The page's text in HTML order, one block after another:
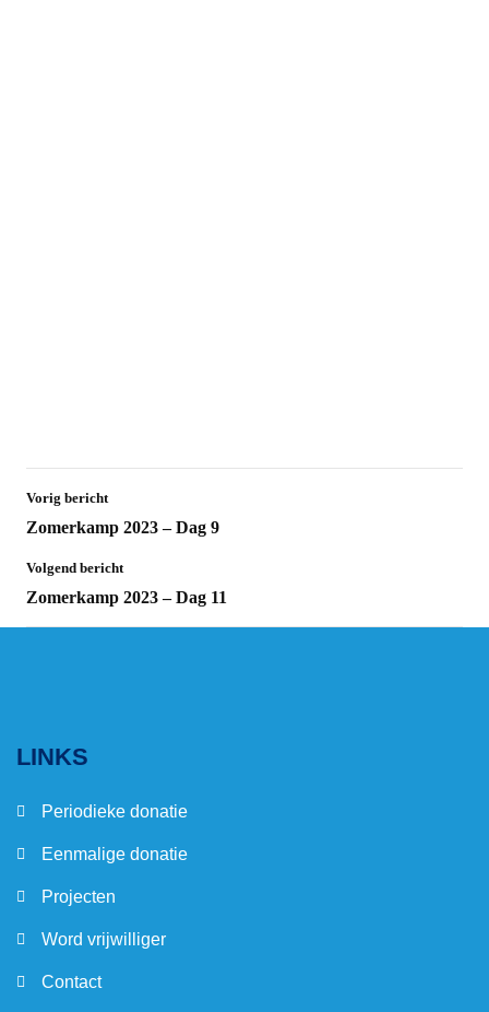
Vorig bericht
Zomerkamp 2023 – Dag 9
Volgend bericht
Zomerkamp 2023 – Dag 11
LINKS
Periodieke donatie
Eenmalige donatie
Projecten
Word vrijwilliger
Contact